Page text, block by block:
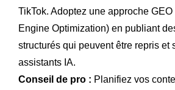
TikTok. Adoptez une approche
Engine Optimization) en publiant
structurés qui peuvent être repris et
assistants IA.
Conseil de pro : Planifiez vos